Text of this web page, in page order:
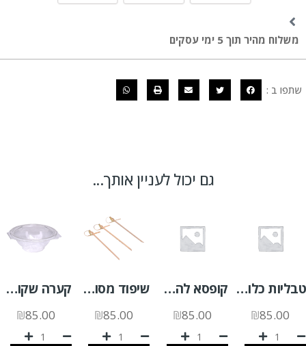
משלוח מהיר תוך 5 ימי עסקים
שתפו ב :
גם יכול לעניין אותך...
טבליות כלור לחיטוי פירות וירקות א.200 יח'
₪85.00
קופסא להמבורגר קנה סוכר 500 יח'
₪85.00
שיפוד מסולסל 12 ס"מ 100 יח'
₪85.00
קערה שקופה SLR 500 +מכסה צמוד 300 יח'
₪85.00